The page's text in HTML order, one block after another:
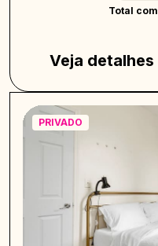
Total
Veja detalhes
PRIVADO